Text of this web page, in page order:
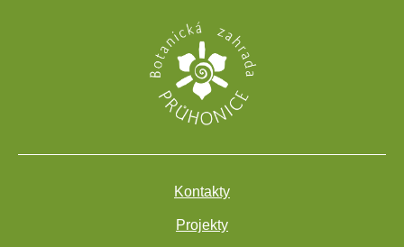
Kontakty
Projekty